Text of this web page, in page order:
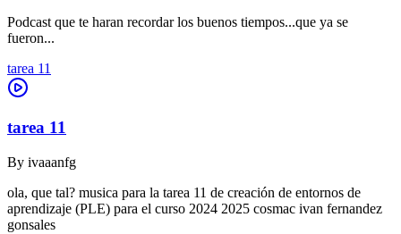
Podcast que te haran recordar los buenos tiempos...que ya se
fueron...
tarea 11
tarea 11
By ivaaanfg
ola, que tal? musica para la tarea 11 de creación de entornos de
aprendizaje (PLE) para el curso 2024 2025 cosmac ivan fernandez
gonsales